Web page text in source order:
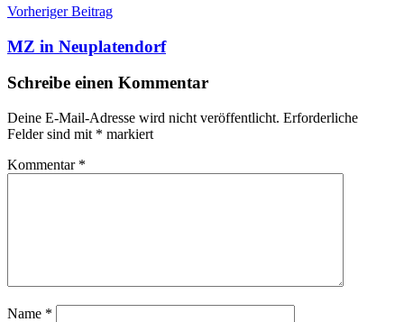
Beitragsnavigation
Vorheriger Beitrag
MZ in Neuplatendorf
Schreibe einen Kommentar
Deine E-Mail-Adresse wird nicht veröffentlicht. Erforderliche
Felder sind mit * markiert
Kommentar *
Name *